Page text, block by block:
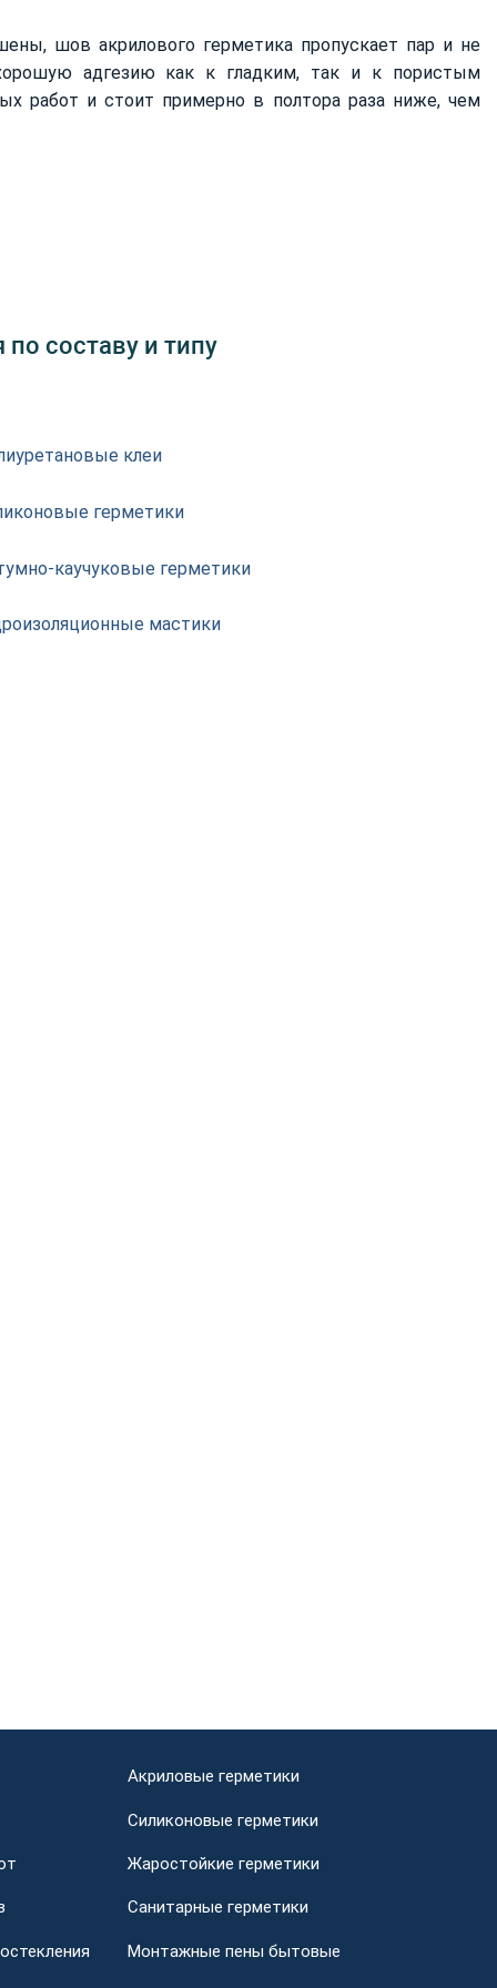
шов акрилового герметика пропускает пар и не
адгезию как к гладким, так и к пористым
работ и стоит примерно в полтора раза ниже, чем
составу и типу
клеи
герметики
каучуковые герметики
мастики
Акриловые герметики
Силиконовые герметики
Жаростойкие герметики
Санитарные герметики
Монтажные пены бытовые